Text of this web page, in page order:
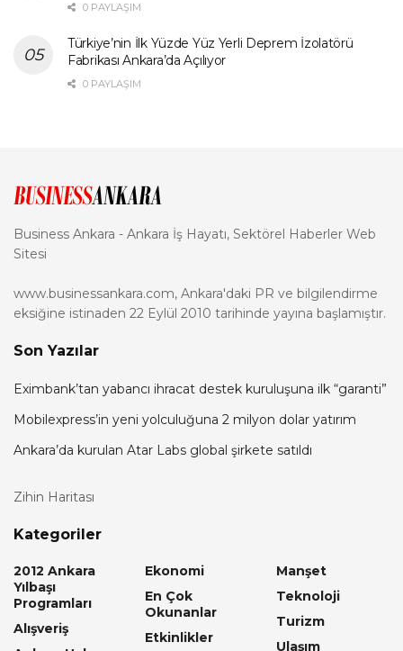
0 PAYLAŞIM
Türkiye’nin İlk Yüzde Yüz Yerli Deprem İzolatörü
Fabrikası Ankara’da Açılıyor
0 PAYLAŞIM
Business Ankara - Ankara İş Hayatı, Sektörel Haberler Web
Sitesi
www.businessankara.com, Ankara'daki PR ve bilgilendirme
eksiğine istinaden 22 Eylül 2010 tarihinde yayına başlamıştır.
Son Yazılar
Eximbank’tan yabancı ihracat destek kuruluşuna ilk “garanti”
Mobilexpress’in yeni yolculuğuna 2 milyon dolar yatırım
Ankara’da kurulan Atar Labs global şirkete satıldı
Zihin Haritası
Kategoriler
2012 Ankara
Yılbaşı
Programları
Alışveriş
Ekonomi
En Çok
Okunanlar
Etkinlikler
Manşet
Teknoloji
Turizm
Ulaşım